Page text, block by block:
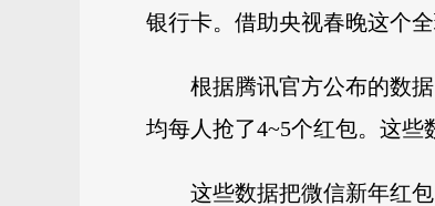
银行卡。借助央视春晚这个
根据腾讯官方公布的数
均每人抢了4~5个红包。这些
这些数据把微信新年红